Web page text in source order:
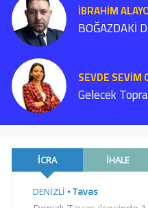
İBRAHIM
BOĞAZDAKİ
SEVDE SEVİM
Gelecek